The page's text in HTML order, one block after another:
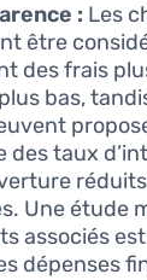
: Les
être
des frais
bas,
des taux
Une étude
associés
dépenses